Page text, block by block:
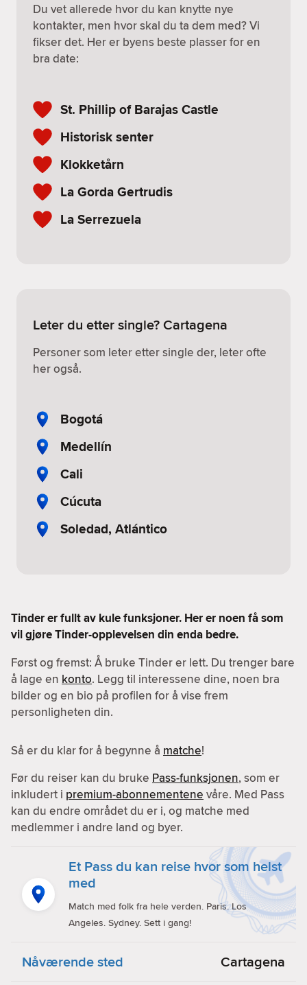
Du vet allerede hvor du kan knytte nye
kontakter, men hvor skal du ta dem med? Vi
fikser det. Her er byens beste plasser for en
bra date:
St. Phillip of Barajas Castle
Historisk senter
Klokketårn
La Gorda Gertrudis
La Serrezuela
Leter du etter single? Cartagena
Personer som leter etter single der, leter ofte
her også.
Bogotá
Medellín
Cali
Cúcuta
Soledad, Atlántico
Tinder er fullt av kule funksjoner. Her er noen få som
vil gjøre Tinder-opplevelsen din enda bedre.
Først og fremst: Å bruke Tinder er lett. Du trenger bare
å lage en konto. Legg til interessene dine, noen bra
bilder og en bio på profilen for å vise frem
personligheten din.
Så er du klar for å begynne å matche!
Før du reiser kan du bruke Pass-funksjonen, som er
inkludert i premium-abonnementene våre. Med Pass
kan du endre området du er i, og matche med
medlemmer i andre land og byer.
Et Pass du kan reise hvor som helst
med
Match med folk fra hele verden. Paris. Los
Angeles. Sydney. Sett i gang!
Nåværende sted Cartagena